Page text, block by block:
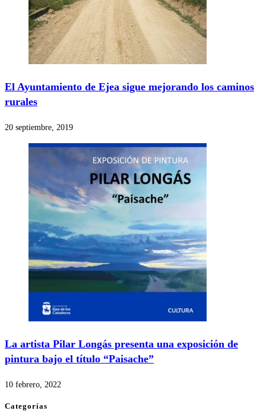
El Ayuntamiento de Ejea sigue mejorando los caminos
rurales
20 septiembre, 2019
La artista Pilar Longás presenta una exposición de
pintura bajo el título “Paisache”
10 febrero, 2022
Categorías